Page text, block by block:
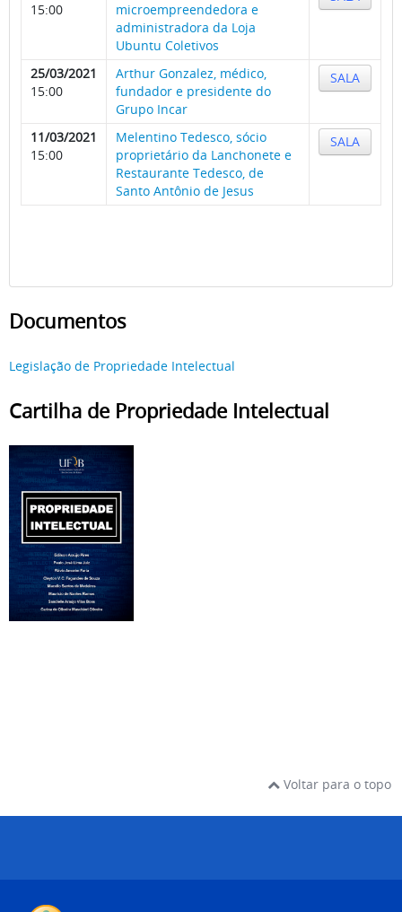
15:00
microempreendedora e
administradora da Loja
Ubuntu Coletivos
25/03/2021
15:00
Arthur Gonzalez, médico,
fundador e presidente do
Grupo Incar
SALA
11/03/2021
15:00
Melentino Tedesco, sócio
proprietário da Lanchonete e
Restaurante Tedesco, de
Santo Antônio de Jesus
SALA
Documentos
Legislação de Propriedade Intelectual
Cartilha de Propriedade Intelectual
Voltar para o topo